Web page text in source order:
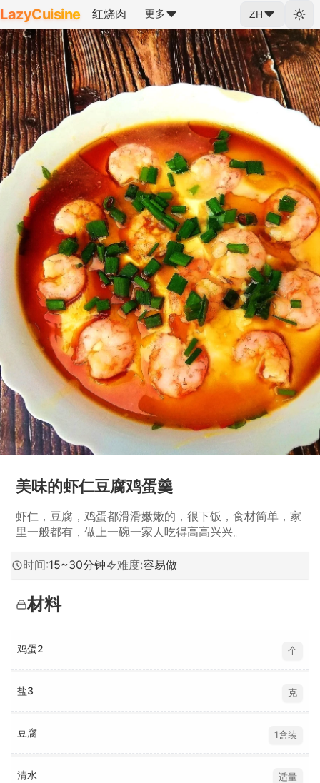
LazyCuisine 红烧肉 更多 ZH
美味的虾仁豆腐鸡蛋羹
虾仁，豆腐，鸡蛋都滑滑嫩嫩的，很下饭，食材简单，家
里一般都有，做上一碗一家人吃得高高兴兴。
时间:15~30分钟 难度:容易做
材料
鸡蛋2 个
盐3 克
豆腐 1盒装
清水 适量